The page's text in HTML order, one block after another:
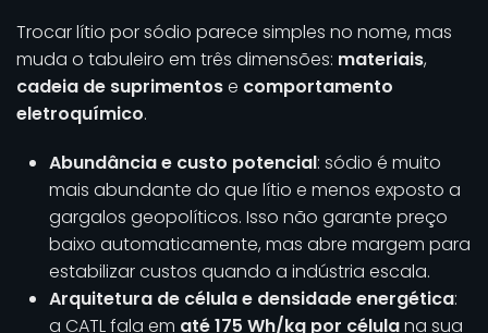
Trocar lítio por sódio parece simples no nome, mas
muda o tabuleiro em três dimensões: materiais,
cadeia de suprimentose comportamento
eletroquímico.
Abundância e custo potencial: sódio é muito
mais abundante do que lítio e menos exposto a
gargalos geopolíticos. Isso não garante preço
baixo automaticamente, mas abre margem para
estabilizar custos quando a indústria escala.
Arquitetura de célula e densidade energética:
a CATL fala em até 175 Wh/kg por célulana sua